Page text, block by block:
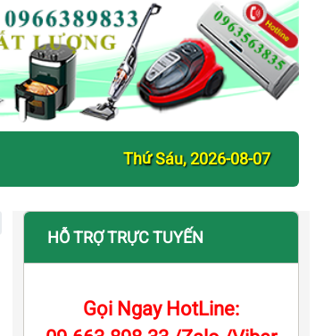
Thứ Sáu, 2026-08-07
HỖ TRỢ TRỰC TUYẾN
Gọi Ngay HotLine: